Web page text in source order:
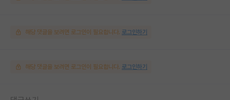
해당 댓글을 보려면 로그인이 필요합니다. 로그인하기
해당 댓글을 보려면 로그인이 필요합니다. 로그인하기